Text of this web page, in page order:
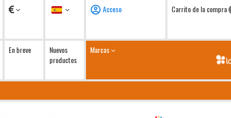
Monedas Idioma Acceso Carrito de la compra
En breve
Nuevos
productos
Marcas